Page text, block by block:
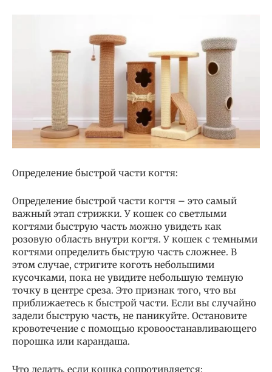
Определение быстрой части когтя:
Определение быстрой части когтя – это самый
важный этап стрижки. У кошек со светлыми
когтями быструю часть можно увидеть как
розовую область внутри когтя. У кошек с темными
когтями определить быструю часть сложнее. В
этом случае, стригите коготь небольшими
кусочками, пока не увидите небольшую темную
точку в центре среза. Это признак того, что вы
приближаетесь к быстрой части. Если вы случайно
задели быструю часть, не паникуйте. Остановите
кровотечение с помощью кровоостанавливающего
порошка или карандаша.
Что делать, если кошка сопротивляется: